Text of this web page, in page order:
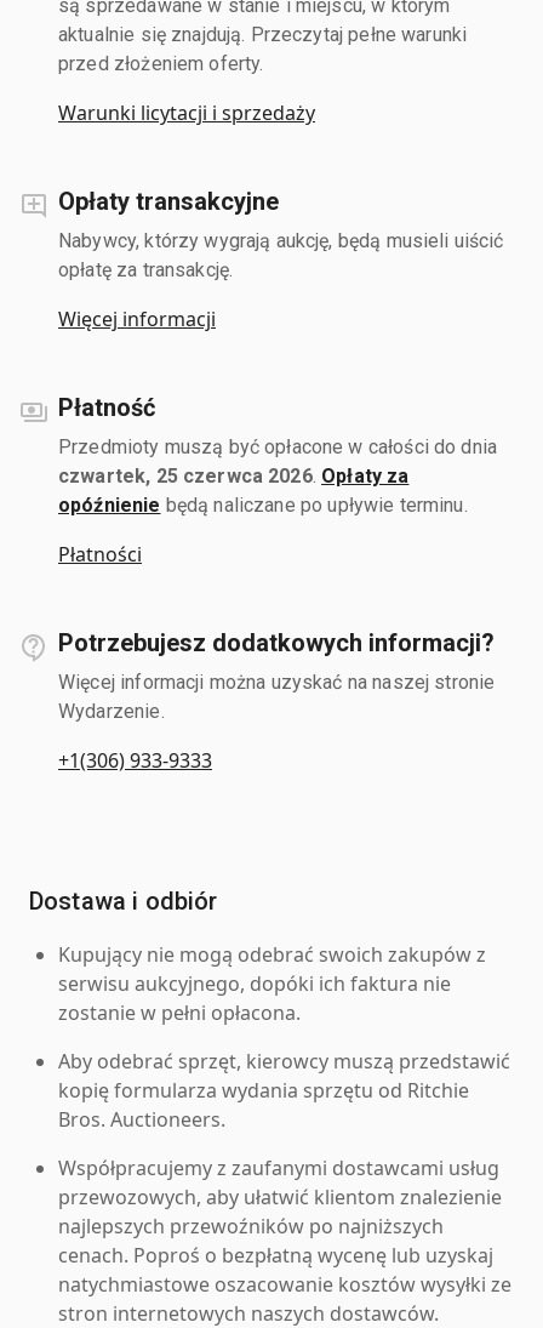
są sprzedawane w stanie i miejscu, w którym
aktualnie się znajdują. Przeczytaj pełne warunki
przed złożeniem oferty.
Warunki licytacji i sprzedaży
Opłaty transakcyjne
Nabywcy, którzy wygrają aukcję, będą musieli uiścić
opłatę za transakcję.
Więcej informacji
Płatność
Przedmioty muszą być opłacone w całości do dnia
czwartek, 25 czerwca 2026. Opłaty za
opóźnienie będą naliczane po upływie terminu.
Płatności
Potrzebujesz dodatkowych informacji?
Więcej informacji można uzyskać na naszej stronie
Wydarzenie.
+1(306) 933-9333
Dostawa i odbiór
Kupujący nie mogą odebrać swoich zakupów z
serwisu aukcyjnego, dopóki ich faktura nie
zostanie w pełni opłacona.
Aby odebrać sprzęt, kierowcy muszą przedstawić
kopię formularza wydania sprzętu od Ritchie
Bros. Auctioneers.
Współpracujemy z zaufanymi dostawcami usług
przewozowych, aby ułatwić klientom znalezienie
najlepszych przewoźników po najniższych
cenach. Poproś o bezpłatną wycenę lub uzyskaj
natychmiastowe oszacowanie kosztów wysyłki ze
stron internetowych naszych dostawców.